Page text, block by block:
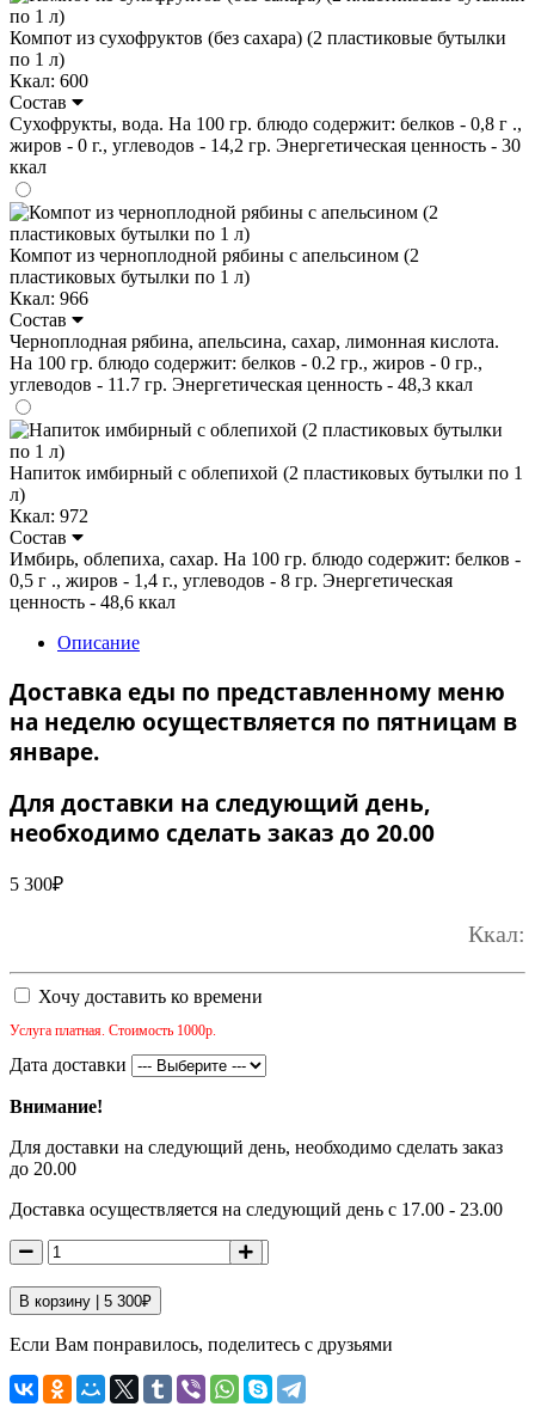
Компот из сухофруктов (без сахара) (2 пластиковые бутылки
по 1 л)
Ккал: 600
Состав
Сухофрукты, вода. На 100 гр. блюдо содержит: белков - 0,8 г .,
жиров - 0 г., углеводов - 14,2 гр. Энергетическая ценность - 30
ккал
Компот из черноплодной рябины с апельсином (2
пластиковых бутылки по 1 л)
Ккал: 966
Состав
Черноплодная рябина, апельсина, сахар, лимонная кислота.
На 100 гр. блюдо содержит: белков - 0.2 гр., жиров - 0 гр.,
углеводов - 11.7 гр. Энергетическая ценность - 48,3 ккал
Напиток имбирный с облепихой (2 пластиковых бутылки по 1
л)
Ккал: 972
Состав
Имбирь, облепиха, сахар. На 100 гр. блюдо содержит: белков -
0,5 г ., жиров - 1,4 г., углеводов - 8 гр. Энергетическая
ценность - 48,6 ккал
Описание
Доставка еды по представленному меню
на неделю осуществляется по пятницам в
январе.
Для доставки на следующий день,
необходимо сделать заказ до 20.00
5 300₽
Ккал:
Хочу доставить ко времени
Услуга платная. Стоимость 1000р.
Дата доставки
Внимание!
Для доставки на следующий день, необходимо сделать заказ
до 20.00
Доставка осуществляется на следующий день с 17.00 - 23.00
В корзину | 5 300₽
Если Вам понравилось, поделитесь с друзьями